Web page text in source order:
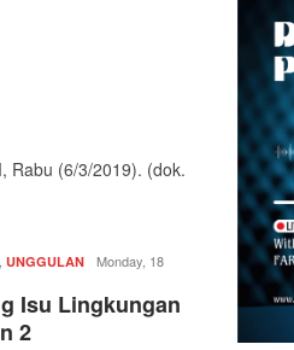
Rabu (6/3/2019). (dok.
UNGGULAN Redaksi
kabarkota
Monday, 18
Isu Lingkungan
2